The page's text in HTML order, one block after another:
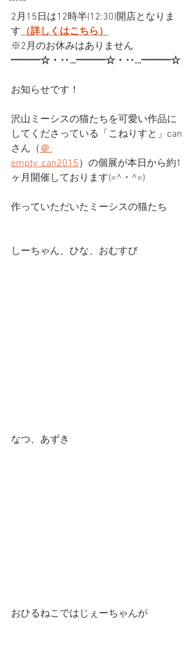
2月15日は12時半(12:30)開店となりま
す（詳しくはこちら）
※2月のお休みはありません
━━━☆・‥…━━━☆・‥…━━━☆
お知らせです！
沢山ミーシスの猫たちを可愛い作品に
してくださっている「こねりすと」can
さん（＠
empty_can2015）の個展が本日から約1
ヶ月開催しております(=^・^=)
作っていただいたミーシスの猫たち
しーちゃん、ひな、おむすび
なつ、あずき
おひるねこではじぇーちゃんが